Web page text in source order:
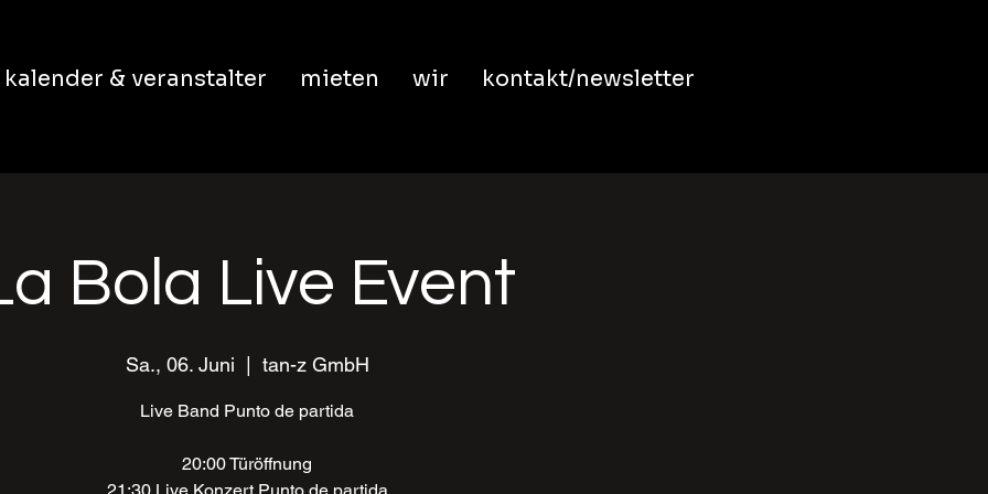
kalender & veranstalter mieten wir kontakt/newsletter
Bola Live Event
Sa., 06. Juni tan-z GmbH
Live Band Punto de partida
20:00 Türöffnung